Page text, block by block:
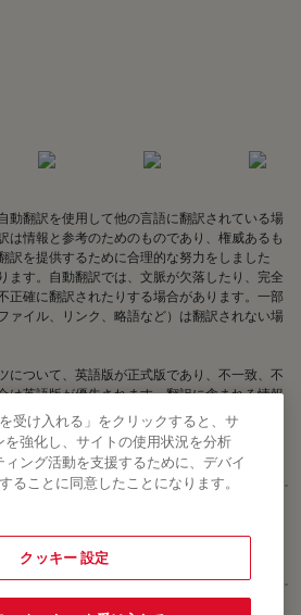
動翻訳を使用して他の言語に翻訳されている場
は情報と参考のためのものであり、権威あるも
訳を提供するために合理的な努力をしました
ます。自動翻訳では、文脈が欠落したり、完全
正確に翻訳されたりする場合があります。一部
ァイル、リンク、略語など）は翻訳されない場
について、英語版が正式版であり、不一致、不
は英語版が優先されます。翻訳に含まれる情報
合は、英語版をご参照ください。Air India
訳に関連する、またはそれらから生じる、また
請求について責任を負いません。
受け入れる」をクリックすると、サ
を強化し、サイトの使用状況を分析
ィング活動を支援するために、デバイ
ることに同意したことになります。
クッキー 設定